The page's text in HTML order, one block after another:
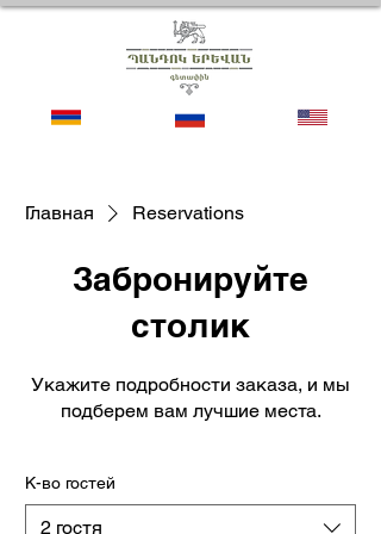
Главная Reservations
Забронируйте
столик
Укажите подробности заказа, и мы
подберем вам лучшие места.
К-во гостей
2 гостя